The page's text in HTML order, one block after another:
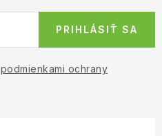
podmienkami ochrany
PRIHLÁSIŤ SA